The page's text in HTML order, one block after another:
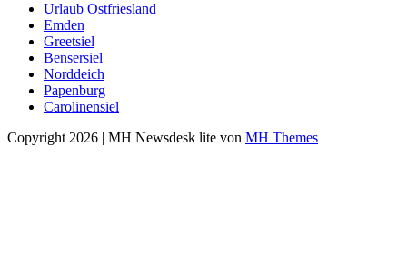
Urlaub Ostfriesland
Emden
Greetsiel
Bensersiel
Norddeich
Papenburg
Carolinensiel
Copyright 2026 | MH Newsdesk lite von MH Themes